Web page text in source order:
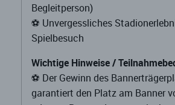
Begleitperson)
⚽️ Unvergessliches
Spielbesuch
Wichtige Hinweise /
⚽️ Der Gewinn des
garantiert den Platz am Banner